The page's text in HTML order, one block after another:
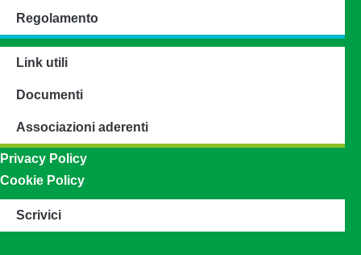
Regolamento
Link utili
Documenti
Associazioni aderenti
Privacy Policy
Cookie Policy
Scrivici